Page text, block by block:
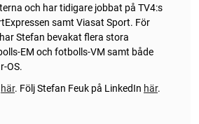
och har tidigare jobbat på TV4:s
samt Viasat Sport. För
Stefan bevakat flera stora
EM och fotbolls-VM samt både
OS.
här. Följ Stefan Feuk på LinkedIn här.